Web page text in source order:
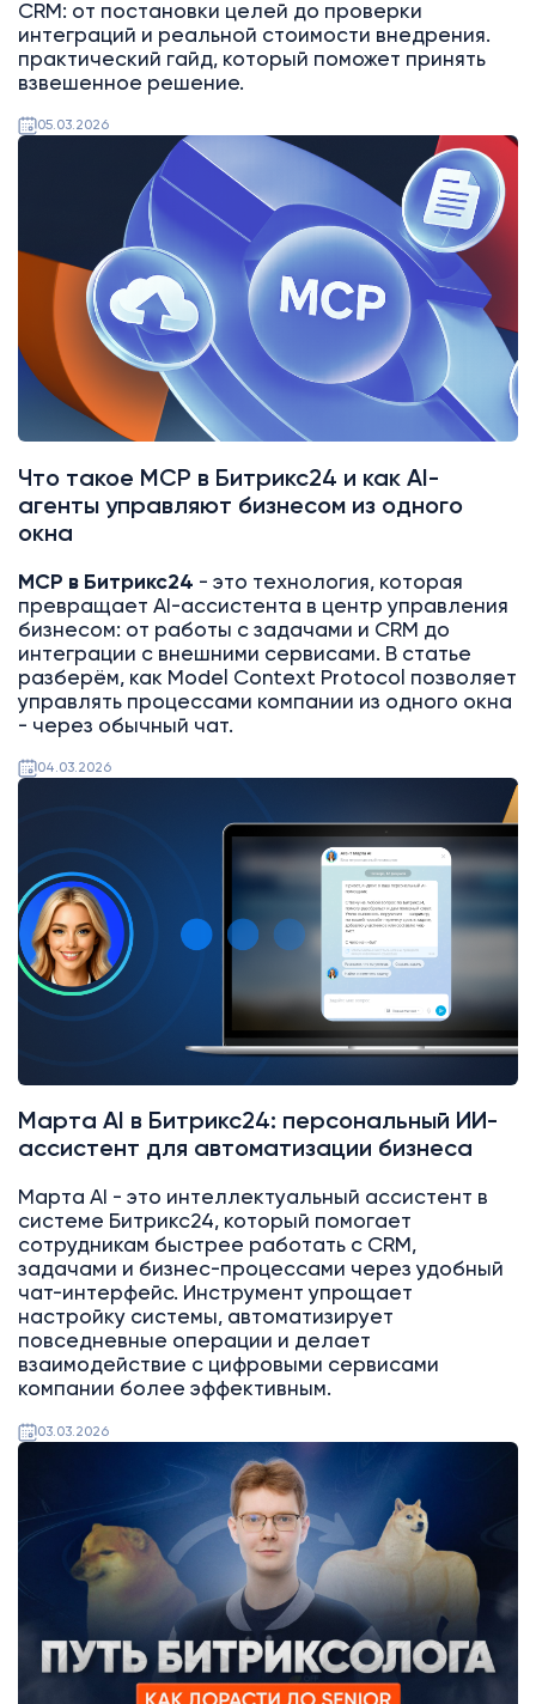
CRM: от постановки целей до проверки
интеграций и реальной стоимости внедрения.
практический гайд, который поможет принять
взвешенное решение.
05.03.2026
Что такое MCP в Битрикс24 и как AI-
агенты управляют бизнесом из одного
окна
MCP в Битрикс24 - это технология, которая
превращает AI-ассистента в центр управления
бизнесом: от работы с задачами и CRM до
интеграции с внешними сервисами. В статье
разберём, как Model Context Protocol позволяет
управлять процессами компании из одного окна
- через обычный чат.
04.03.2026
Марта AI в Битрикс24: персональный ИИ-
ассистент для автоматизации бизнеса
Марта AI - это интеллектуальный ассистент в
системе Битрикс24, который помогает
сотрудникам быстрее работать с CRM,
задачами и бизнес-процессами через удобный
чат-интерфейс. Инструмент упрощает
настройку системы, автоматизирует
повседневные операции и делает
взаимодействие с цифровыми сервисами
компании более эффективным.
03.03.2026